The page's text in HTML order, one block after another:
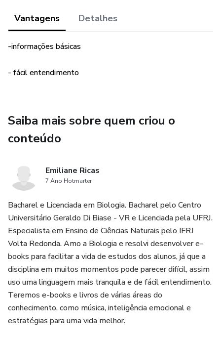
Vantagens Detalhes
-informações básicas
- fácil entendimento
Saiba mais sobre quem criou o
conteúdo
Emiliane Ricas
7 Ano Hotmarter
Bacharel e Licenciada em Biologia. Bacharel pelo Centro
Universitário Geraldo Di Biase - VR e Licenciada pela UFRJ.
Especialista em Ensino de Ciências Naturais pelo IFRJ
Volta Redonda. Amo a Biologia e resolvi desenvolver e-
books para facilitar a vida de estudos dos alunos, já que a
disciplina em muitos momentos pode parecer difícil, assim
uso uma linguagem mais tranquila e de fácil entendimento.
Teremos e-books e livros de várias áreas do
conhecimento, como música, inteligência emocional e
estratégias para uma vida melhor.